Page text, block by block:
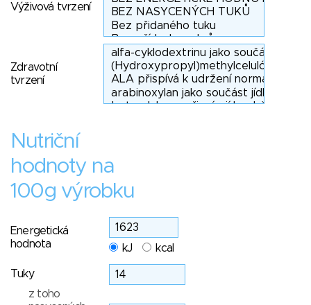
Výživová tvrzení
Zdravotní
tvrzení
Nutriční
hodnoty na
100g výrobku
Energetická
hodnota
kJ kcal
Tuky
z toho